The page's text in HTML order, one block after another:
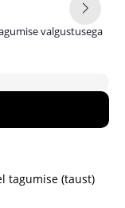
valgustusega